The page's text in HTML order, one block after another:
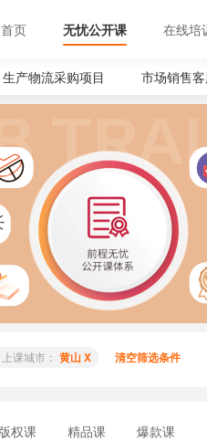
首页 无忧公开课 在线培
生产物流采购项目 市场销售
上课城市： 黄山 X 清空筛选条件
版权课 精品课 爆款课